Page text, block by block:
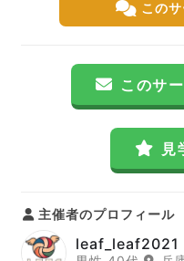
この
このサ
見
主催者のプロフィール
leaf_leaf2021